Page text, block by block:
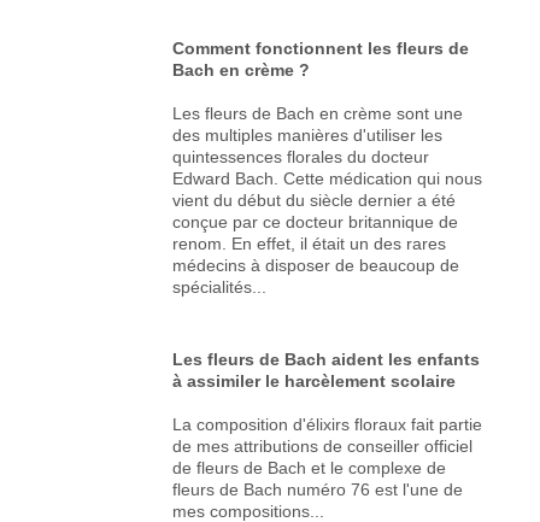
Comment fonctionnent les fleurs de
Bach en crème ?
Les fleurs de Bach en crème sont une
des multiples manières d'utiliser les
quintessences florales du docteur
Edward Bach. Cette médication qui nous
vient du début du siècle dernier a été
conçue par ce docteur britannique de
renom. En effet, il était un des rares
médecins à disposer de beaucoup de
spécialités...
Les fleurs de Bach aident les enfants
à assimiler le harcèlement scolaire
La composition d'élixirs floraux fait partie
de mes attributions de conseiller officiel
de fleurs de Bach et le complexe de
fleurs de Bach numéro 76 est l'une de
mes compositions...